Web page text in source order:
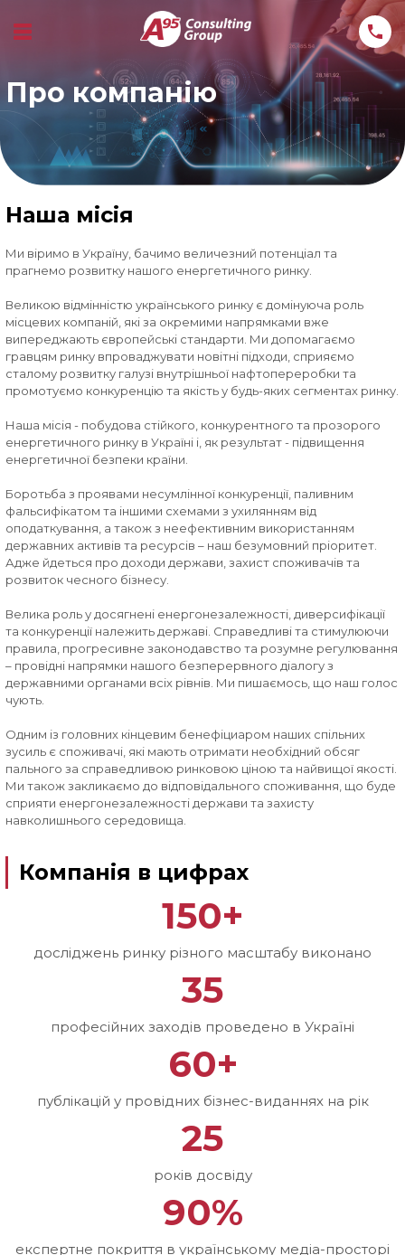
Про компанію
Наша місія
Ми віримо в Україну, бачимо величезний потенціал та
прагнемо розвитку нашого енергетичного ринку.
Великою відмінністю українського ринку є домінуюча роль
місцевих компаній, які за окремими напрямками вже
випереджають європейські стандарти. Ми допомагаємо
гравцям ринку впроваджувати новітні підходи, сприяємо
сталому розвитку галузі внутрішньої нафтопереробки та
промотуємо конкуренцію та якість у будь-яких сегментах ринку.
Наша місія - побудова стійкого, конкурентного та прозорого
енергетичного ринку в Україні і, як результат - підвищення
енергетичної безпеки країни.
Боротьба з проявами несумлінної конкуренції, паливним
фальсифікатом та іншими схемами з ухилянням від
оподаткування, а також з неефективним використанням
державних активів та ресурсів – наш безумовний пріоритет.
Адже йдеться про доходи держави, захист споживачів та
розвиток чесного бізнесу.
Велика роль у досягнені енергонезалежності, диверсифікації
та конкуренції належить державі. Справедливі та стимулюючи
правила, прогресивне законодавство та розумне регулювання
– провідні напрямки нашого безперервного діалогу з
державними органами всіх рівнів. Ми пишаємось, що наш голос
чують.
Одним із головних кінцевим бенефіциаром наших спільних
зусиль є споживачі, які мають отримати необхідний обсяг
пального за справедливою ринковою ціною та найвищої якості.
Ми також закликаємо до відповідального споживання, що буде
сприяти енергонезалежності держави та захисту
навколишнього середовища.
Компанія в цифрах
150+
досліджень ринку різного масштабу виконано
35
професійних заходів проведено в Україні
60+
публікацій у провідних бізнес-виданнях на рік
25
років досвіду
90%
експертне покриття в українському медіа-просторі